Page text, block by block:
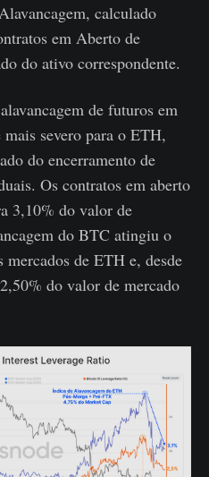
calculado
em Aberto de
do ativo correspondente.
de futuros em
severo para o ETH,
do encerramento de
Os contratos em aberto
3,10% do valor de
do BTC atingiu o
mercados de ETH e, desde
do valor de mercado